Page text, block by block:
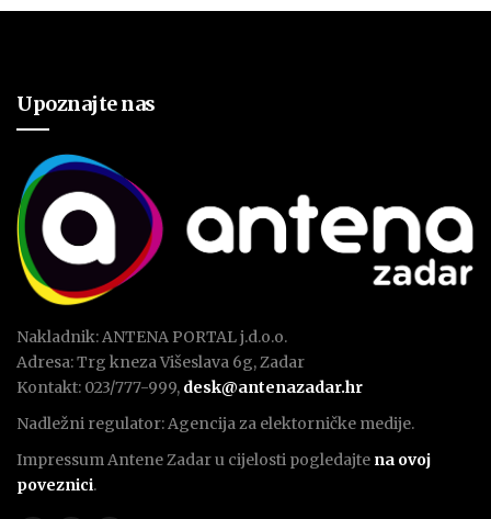
Upoznajte nas
Nakladnik: ANTENA PORTAL j.d.o.o.
Adresa: Trg kneza Višeslava 6g, Zadar
Kontakt: 023/777-999, desk@antenazadar.hr
Nadležni regulator: Agencija za elektorničke medije.
Impressum Antene Zadar u cijelosti pogledajte na ovoj
poveznici.